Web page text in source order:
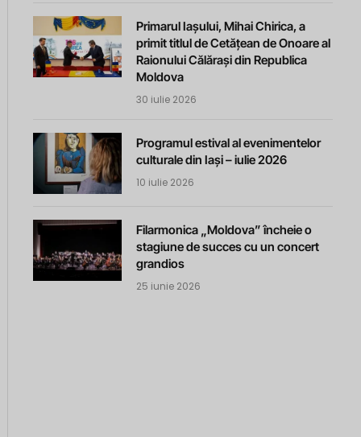
Primarul Iașului, Mihai Chirica, a
primit titlul de Cetățean de Onoare al
Raionului Călărași din Republica
Moldova
30 iulie 2026
Programul estival al evenimentelor
culturale din Iași – iulie 2026
10 iulie 2026
Filarmonica „Moldova” încheie o
stagiune de succes cu un concert
grandios
25 iunie 2026